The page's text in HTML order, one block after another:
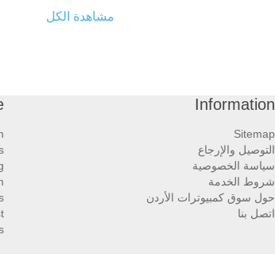
مشاهدة الكل
Information
Sitemap
التوصيل والإرجاع
سياسة الخصوصية
شروط الخدمة
حول سوق كمبيوترات الأردن
اتصل بنا